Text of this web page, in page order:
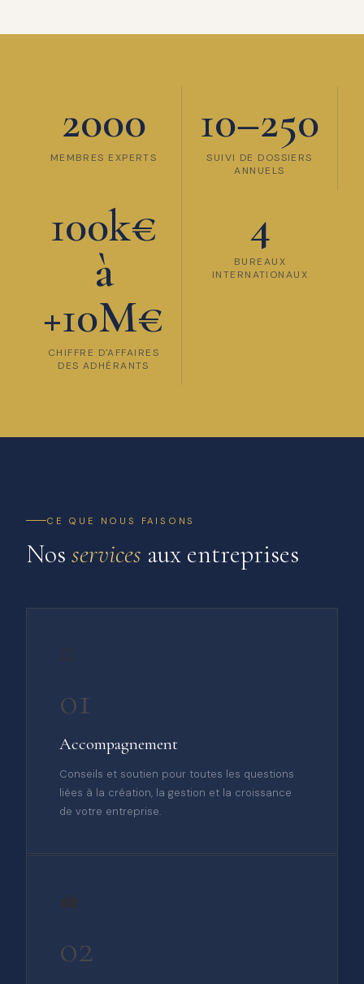
2000
MEMBRES EXPERTS
10–250
SUIVI DE DOSSIERS
ANNUELS
100k€
à
+10M€
CHIFFRE D'AFFAIRES
DES ADHÉRANTS
4
BUREAUX
INTERNATIONAUX
CE QUE NOUS FAISONS
Nos services aux entreprises
01
Accompagnement
Conseils et soutien pour toutes les questions
liées à la création, la gestion et la croissance
de votre entreprise.
02